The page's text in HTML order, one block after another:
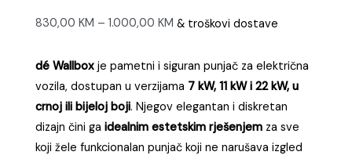
830,00KM – 1.000,00KM Raspon
od
830,00 KM
do
1.000,00 KM
& troškovi dostave
dé Wallbox je pametni i siguran punjač za električna
vozila, dostupan u verzijama 7 kW, 11 kW i 22 kW, u
crnoj ili bijeloj boji. Njegov elegantan i diskretan
dizajn čini gaidealnim estetskim rješenjem za sve
koji žele funkcionalan punjač koji ne narušava izgled